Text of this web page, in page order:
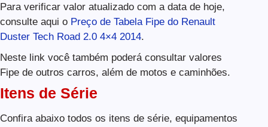
Para verificar valor atualizado com a data de hoje,
consulte aqui o Preço de Tabela Fipe do Renault
Duster Tech Road 2.0 4×4 2014.
Neste link você também poderá consultar valores
Fipe de outros carros, além de motos e caminhões.
Itens de Série
Confira abaixo todos os itens de série, equipamentos